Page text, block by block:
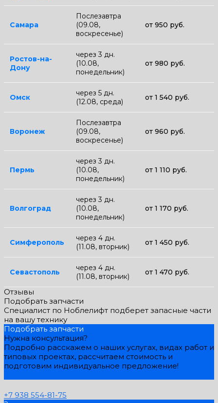
Самара
Послезавтра
(09.08,
воскресенье)
от 950 руб.
Ростов-на-
Дону
через 3 дн.
(10.08,
понедельник)
от 980 руб.
Омск
через 5 дн.
(12.08, среда)
от 1 540 руб.
Воронеж
Послезавтра
(09.08,
воскресенье)
от 960 руб.
Пермь
через 3 дн.
(10.08,
понедельник)
от 1 110 руб.
Волгоград
через 3 дн.
(10.08,
понедельник)
от 1 170 руб.
Симферополь
через 4 дн.
(11.08, вторник)
от 1 450 руб.
Севастополь
через 4 дн.
(11.08, вторник)
от 1 470 руб.
Отзывы
Подобрать запчасти
Специалист по Ноблелифт подберет запасные части
на вашу технику
Подобрать запчасти
Нужна консультация?
Подробно расскажем о наших услугах, видах работ и
типовых проектах, рассчитаем стоимость и
подготовим индивидуальное предложение!
+7 938 554-81-75